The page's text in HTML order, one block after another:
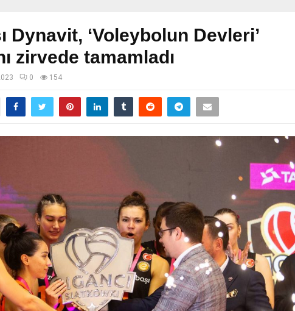
Dynavit, ‘Voleybolun Devleri’
zirvede tamamladı
0 154